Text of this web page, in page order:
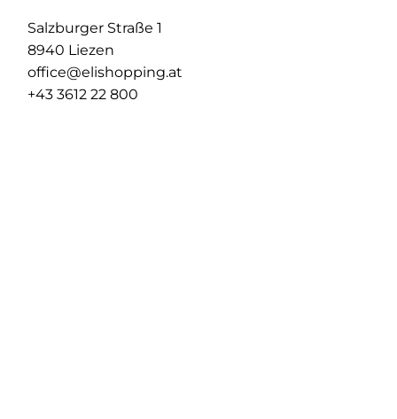
Salzburger Straße 1
8940 Liezen
office@elishopping.at
+43 3612 22 800